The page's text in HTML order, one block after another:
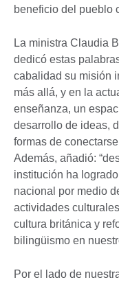
beneficio del pueblo
La ministra Claudia
dedicó estas
cabalidad su misión
más allá, y en la
enseñanza, un
desarrollo de ideas,
formas de
Además, añadió:
institución ha
nacional por medio
actividades
cultura británica y
bilingüismo en
Por el lado de